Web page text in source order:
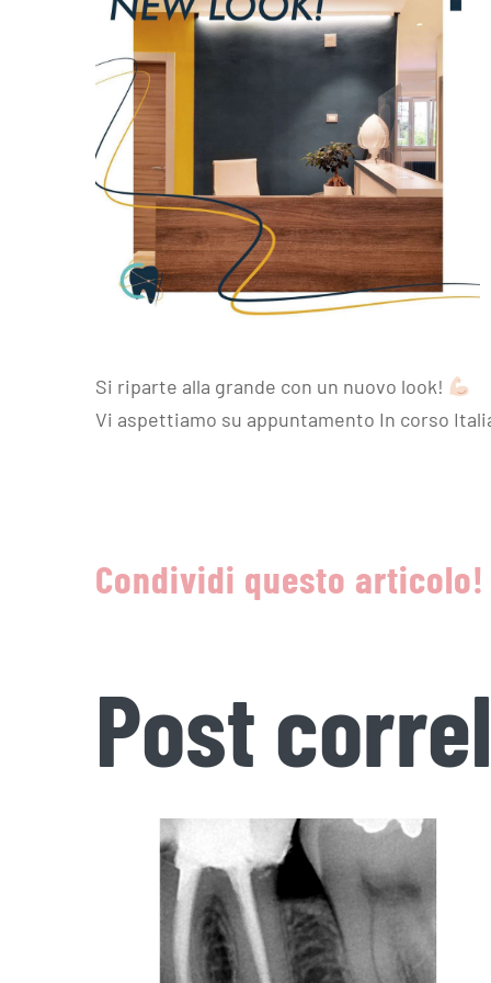
Si riparte alla grande con un nuovo look!
Vi aspettiamo su appuntamento In corso
Condividi questo articolo!
Post